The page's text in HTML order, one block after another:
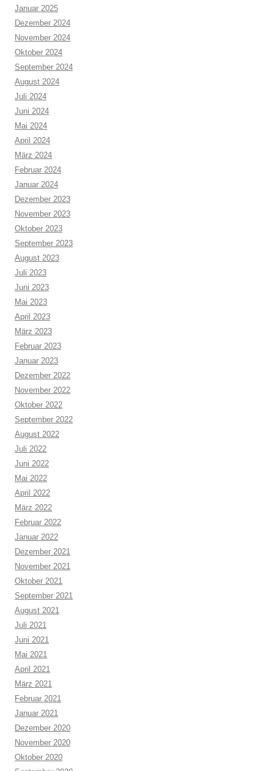
Januar 2025
Dezember 2024
November 2024
Oktober 2024
September 2024
August 2024
Juli 2024
Juni 2024
Mai 2024
April 2024
März 2024
Februar 2024
Januar 2024
Dezember 2023
November 2023
Oktober 2023
September 2023
August 2023
Juli 2023
Juni 2023
Mai 2023
April 2023
März 2023
Februar 2023
Januar 2023
Dezember 2022
November 2022
Oktober 2022
September 2022
August 2022
Juli 2022
Juni 2022
Mai 2022
April 2022
März 2022
Februar 2022
Januar 2022
Dezember 2021
November 2021
Oktober 2021
September 2021
August 2021
Juli 2021
Juni 2021
Mai 2021
April 2021
März 2021
Februar 2021
Januar 2021
Dezember 2020
November 2020
Oktober 2020